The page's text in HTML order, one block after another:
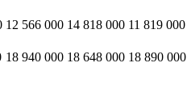
12 566 000 14 818 000 11 819 000
18 940 000 18 648 000 18 890 000